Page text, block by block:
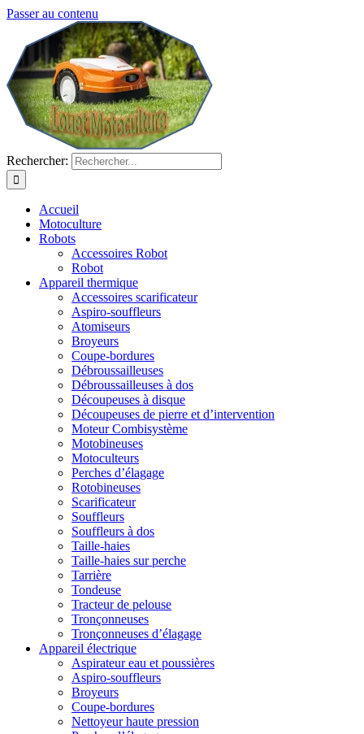
Passer au contenu
Rechercher:
Accueil
Motoculture
Robots
Accessoires Robot
Robot
Appareil thermique
Accessoires scarificateur
Aspiro-souffleurs
Atomiseurs
Broyeurs
Coupe-bordures
Débroussailleuses
Débroussailleuses à dos
Découpeuses à disque
Découpeuses de pierre et d’intervention
Moteur Combisystème
Motobineuses
Motoculteurs
Perches d’élagage
Rotobineuses
Scarificateur
Souffleurs
Souffleurs à dos
Taille-haies
Taille-haies sur perche
Tarrière
Tondeuse
Tracteur de pelouse
Tronçonneuses
Tronçonneuses d’élagage
Appareil électrique
Aspirateur eau et poussières
Aspiro-souffleurs
Broyeurs
Coupe-bordures
Nettoyeur haute pression